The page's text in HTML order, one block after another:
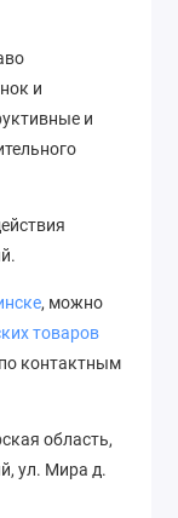
и
и
, можно
товаров
контактным
область,
ул. Мира д.